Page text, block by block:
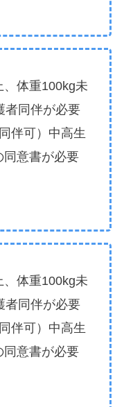
体重100kg未
同伴が必要
伴可）中高生
同意書が必要
体重100kg未
同伴が必要
伴可）中高生
同意書が必要